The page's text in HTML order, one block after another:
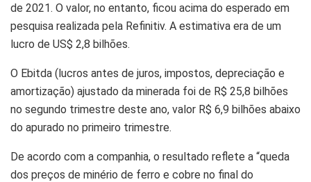
de 2021. O valor, no entanto, ficou acima do esperado em
pesquisa realizada pela Refinitiv. A estimativa era de um
lucro de US$ 2,8 bilhões.
O Ebitda (lucros antes de juros, impostos, depreciação e
amortização) ajustado da minerada foi de R$ 25,8 bilhões
no segundo trimestre deste ano, valor R$ 6,9 bilhões abaixo
do apurado no primeiro trimestre.
De acordo com a companhia, o resultado reflete a “queda
dos preços de minério de ferro e cobre no final do